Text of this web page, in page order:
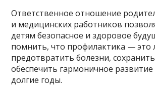
Ответственное отношение
и медицинских работников
детям безопасное и здоровое
помнить, что профилактика — это
предотвратить болезни,
обеспечить гармоничное развитие
долгие годы.